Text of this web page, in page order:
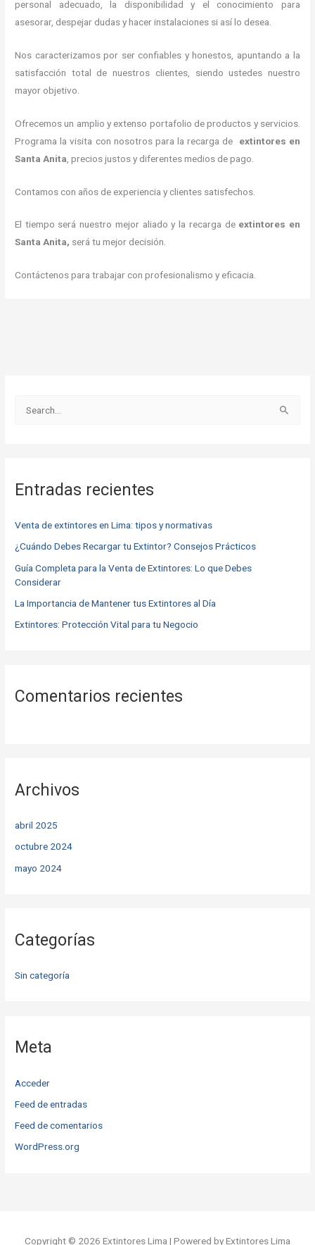
personal adecuado, la disponibilidad y el conocimiento para
asesorar, despejar dudas y hacer instalaciones si así lo desea.
Nos caracterizamos por ser confiables y honestos, apuntando a la
satisfacción total de nuestros clientes, siendo ustedes nuestro
mayor objetivo.
Ofrecemos un amplio y extenso portafolio de productos y servicios.
Programa la visita con nosotros para la recarga de extintores en
Santa Anita , precios justos y diferentes medios de pago.
Contamos con años de experiencia y clientes satisfechos.
El tiempo será nuestro mejor aliado y la recarga de extintores en
Santa Anita, será tu mejor decisión.
Contáctenos para trabajar con profesionalismo y eficacia.
a
p
o
r
:
Entradas recientes
Venta de extintores en Lima: tipos y normativas
¿Cuándo Debes Recargar tu Extintor? Consejos Prácticos
Guía Completa para la Venta de Extintores: Lo que Debes
Considerar
La Importancia de Mantener tus Extintores al Día
Extintores: Protección Vital para tu Negocio
Comentarios recientes
Archivos
abril 2025
octubre 2024
mayo 2024
Categorías
Sin categoría
Meta
Acceder
Feed de entradas
Feed de comentarios
WordPress.org
Copyright © 2026 Extintores Lima | Powered by Extintores Lima